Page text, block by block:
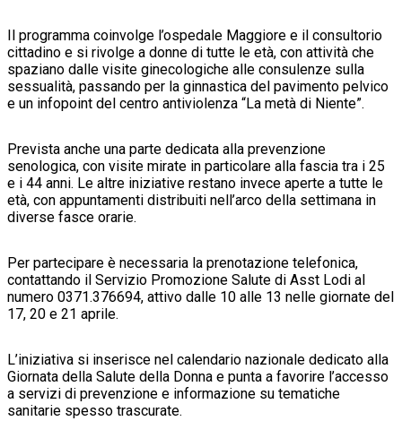
Il programma coinvolge l’ospedale Maggiore e il consultorio
cittadino e si rivolge a donne di tutte le età, con attività che
spaziano dalle visite ginecologiche alle consulenze sulla
sessualità, passando per la ginnastica del pavimento pelvico
e un infopoint del centro antiviolenza “La metà di Niente”.
Prevista anche una parte dedicata alla prevenzione
senologica, con visite mirate in particolare alla fascia tra i 25
e i 44 anni. Le altre iniziative restano invece aperte a tutte le
età, con appuntamenti distribuiti nell’arco della settimana in
diverse fasce orarie.
Per partecipare è necessaria la prenotazione telefonica,
contattando il Servizio Promozione Salute di Asst Lodi al
numero 0371.376694, attivo dalle 10 alle 13 nelle giornate del
17, 20 e 21 aprile.
L’iniziativa si inserisce nel calendario nazionale dedicato alla
Giornata della Salute della Donna e punta a favorire l’accesso
a servizi di prevenzione e informazione su tematiche
sanitarie spesso trascurate.